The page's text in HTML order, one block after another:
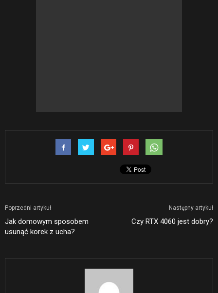
Poprzedni artykuł
Jak domowym sposobem
usunąć korek z ucha?
Następny artykuł
Czy RTX 4060 jest dobry?